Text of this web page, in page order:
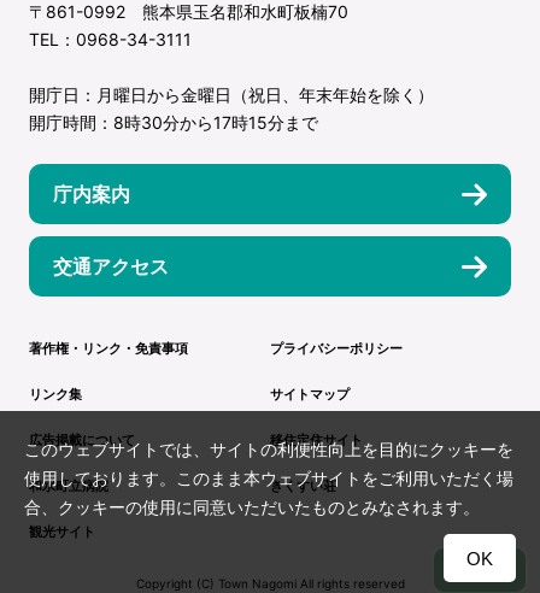
〒861-0992 熊本県玉名郡和水町板楠70
TEL：0968-34-3111
開庁日：月曜日から金曜日（祝日、年末年始を除く）
開庁時間：8時30分から17時15分まで
庁内案内
交通アクセス
著作権・リンク・免責事項 プライバシーポリシー
リンク集 サイトマップ
広告掲載について 移住定住サイト
和水町立病院 きくすい荘
観光サイト
Copyright (C) Town Nagomi All rights reserved
TOP
このウェブサイトでは、サイトの利便性向上を目的にクッキーを
使用しております。このまま本ウェブサイトをご利用いただく場
合、クッキーの使用に同意いただいたものとみなされます。
OK